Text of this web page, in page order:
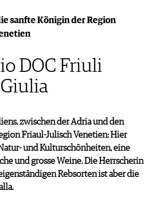
sanfte Königin der Region
DOC Friuli
zwischen der Adria und den
Friaul-Julisch Venetien: Hier
und Kulturschönheiten, eine
und grosse Weine. Die Herrscherin
Rebsorten ist aber die